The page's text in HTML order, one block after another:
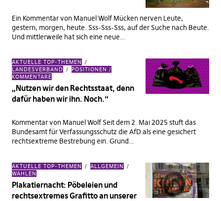
Ein Kommentar von Manuel Wolf Mücken nerven Leute,
gestern, morgen, heute. Sss-Sss-Sss, auf der Suche nach Beute.
Und mittlerweile hat sich eine neue…
AKTUELLE TOP-THEMEN
LANDESVERBAND
POSITIONEN /
KOMMENTARE
„Nutzen wir den Rechtsstaat, denn
dafür haben wir ihn. Noch.“
Kommentar von Manuel Wolf Seit dem 2. Mai 2025 stuft das
Bundesamt für Verfassungsschutz die AfD als eine gesichert
rechtsextreme Bestrebung ein. Grund…
AKTUELLE TOP-THEMEN
ALLGEMEIN
WAHLEN
Plakatiernacht: Pöbeleien und
rechtsextremes Grafitto an unserer